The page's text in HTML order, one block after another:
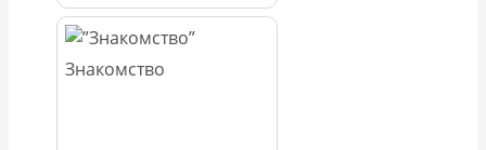
Знакомство